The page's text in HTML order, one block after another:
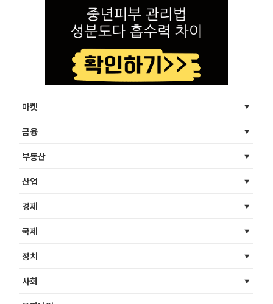
마켓
금융
부동산
산업
경제
국제
정치
사회